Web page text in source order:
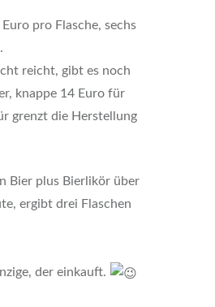
pro Flasche, sechs
reicht, gibt es noch
knappe 14 Euro für
grenzt die Herstellung
Bier plus Bierlikör über
ergibt drei Flaschen
der einkauft.